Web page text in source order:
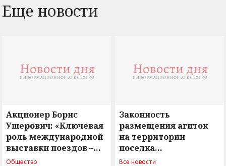
Еще новости
Акционер Борис
Ушерович: «Ключевая
роль международной
выставки поездов –
поиск ответов на
Общество
Законность
размещения агиток
на территории
поселка
Новосергиевка
Все новости